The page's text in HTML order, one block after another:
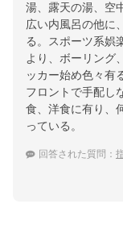
湯、露天の湯、空
広い内風呂の他に
る。スポーツ系娯
より、ボーリング
ッカー始め色々有
フロントで手配し
食、洋食に有り、
っている。
回答された質問：